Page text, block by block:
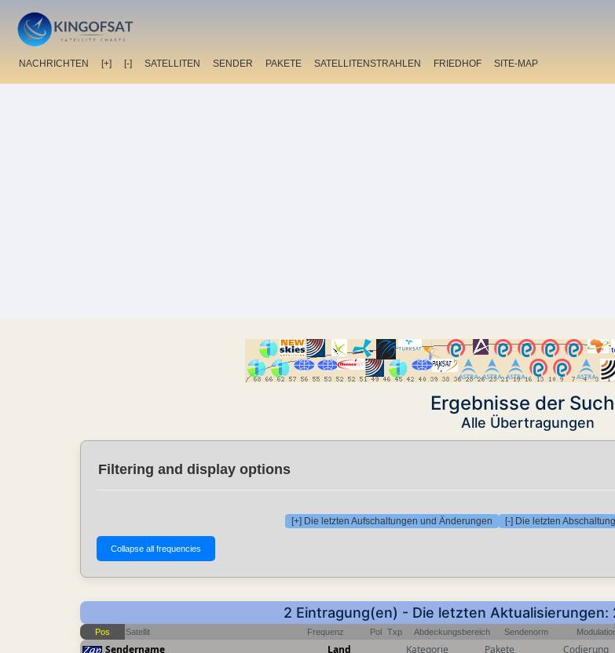
NACHRICHTEN [+] [-] SATELLITEN SENDER PAKETE SATELLITENSTRAHLEN FRIEDHOF SITE-MAP
Ergebnisse der
Alle Übertragungen
Filtering and display options
[+] Die letzten Aufschaltungen und Änderungen [-] Die letzten
2 Eintragung(en) - Die letzten
Pos Satellit Frequenz Pol Txp Abdeckungsbereich Sendenorm
Sendername Land Kategorie Pakete Codierung